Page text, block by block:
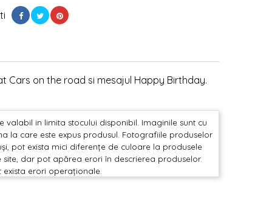
Cars on the road si mesajul Happy Birthday.
valabil in limita stocului disponibil. Imaginile sunt cu
la care este expus produsul. Fotografiile produselor
pot exista mici diferențe de culoare la produsele
dar pot apărea erori în descrierea produselor.
erori operaționale.